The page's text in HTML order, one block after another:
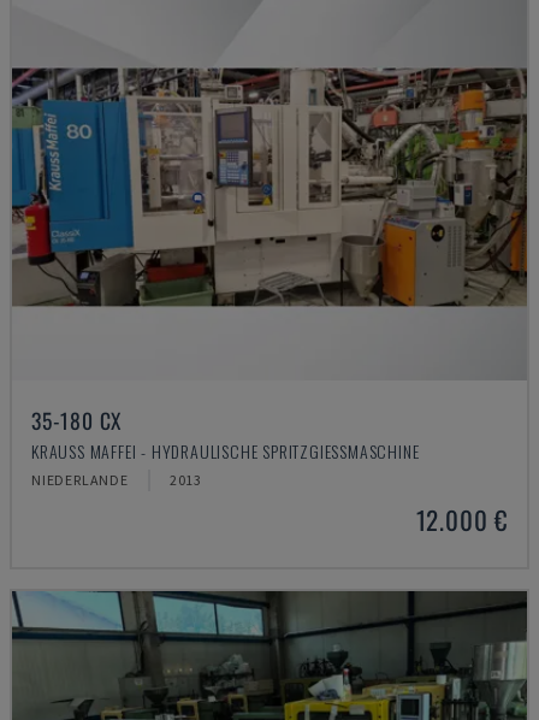
35-180 CX
KRAUSS MAFFEI - HYDRAULISCHE SPRITZGIESSMASCHINE
NIEDERLANDE 2013
12.000 €